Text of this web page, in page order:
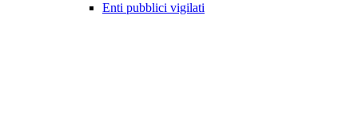
Enti pubblici vigilati